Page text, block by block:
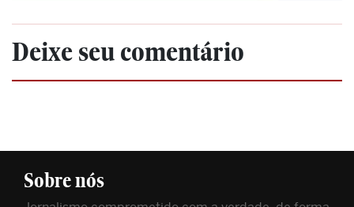
Deixe seu comentário
Sobre nós